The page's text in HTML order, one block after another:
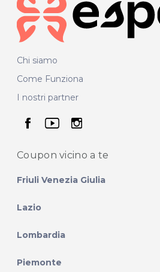
Chi siamo
Come Funziona
I nostri partner
seguici su
seguici su
seguici su
Coupon vicino a te
Friuli Venezia Giulia
Lazio
Lombardia
Piemonte